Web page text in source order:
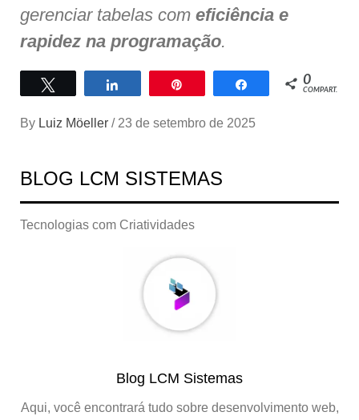
gerenciar tabelas com eficiência e
rapidez na programação.
Compartilhar Compartilhar
0
COMPART.
By Luiz Möeller / 23 de setembro de 2025
BLOG LCM SISTEMAS
Tecnologias com Criatividades
Blog LCM Sistemas
Aqui, você encontrará tudo sobre desenvolvimento web,